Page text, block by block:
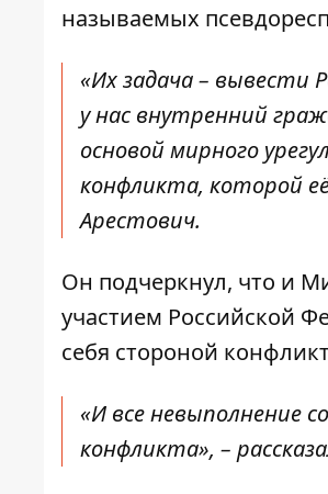
называемых
«Их задача – вывести
у нас внутренний
основой мирного
конфликта, которой
Арестович.
Он подчеркнул, что и
участием Российской
себя стороной
«И все невыполнение
конфликта», –